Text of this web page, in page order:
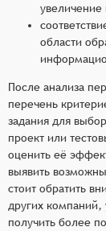
увеличение
области
После анализа
перечень
задания для
проект или
оценить её
выявить
стоит обратить
других
получить более